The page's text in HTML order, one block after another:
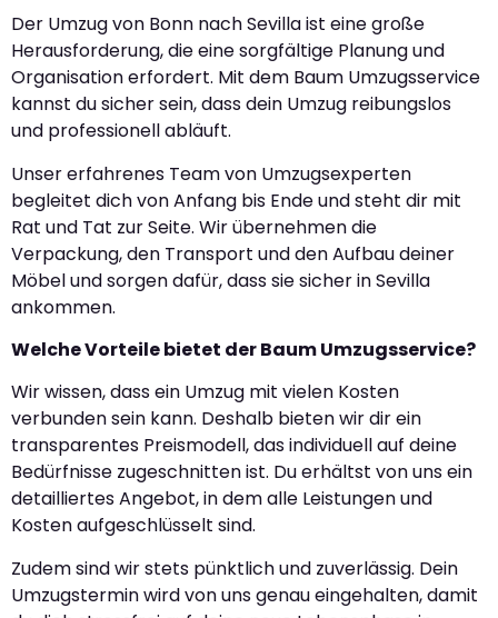
Der Umzug von Bonn nach Sevilla ist eine große
Herausforderung, die eine sorgfältige Planung und
Organisation erfordert. Mit dem Baum Umzugsservice
kannst du sicher sein, dass dein Umzug reibungslos
und professionell abläuft.
Unser erfahrenes Team von Umzugsexperten
begleitet dich von Anfang bis Ende und steht dir mit
Rat und Tat zur Seite. Wir übernehmen die
Verpackung, den Transport und den Aufbau deiner
Möbel und sorgen dafür, dass sie sicher in Sevilla
ankommen.
Welche Vorteile bietet der Baum Umzugsservice?
Wir wissen, dass ein Umzug mit vielen Kosten
verbunden sein kann. Deshalb bieten wir dir ein
transparentes Preismodell, das individuell auf deine
Bedürfnisse zugeschnitten ist. Du erhältst von uns ein
detailliertes Angebot, in dem alle Leistungen und
Kosten aufgeschlüsselt sind.
Zudem sind wir stets pünktlich und zuverlässig. Dein
Umzugstermin wird von uns genau eingehalten, damit